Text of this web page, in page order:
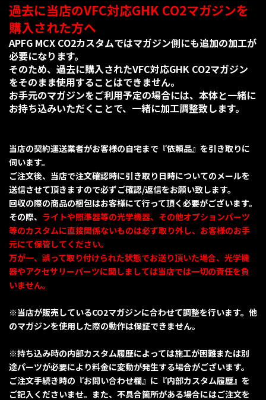
過去に当店のVFC対応GHK CO2マガジンを
購入された方へ
APFG MCX CO2カスタムではマガジン側にも追加の加工が
必要になります。
そのため、過去に購入されたVFC対応GHK CO2マガジン
をそのまま使用することはできません。
お手元のマガジンをご利用予定の場合には、本体と一緒に
お持ち込みいただくことで、一緒に加工調整致します。
当店の契約運送業者がお客様の自宅まで『依頼品』を引き取りに
伺います。
ご注文後、当店で注文確認時に引き取り日時についてのメールを
送信させて頂きますので必ずご確認/返信をお願い致します。
回収の際の商品の梱包はお客様にて行って頂く必要がございます。
その際、 ライトや照準器等の光学機器、その他オプションパーツ
等のカスタムに直接関係ないものは必ず取り外し、お客様のお手
元にて保管してください。
万が一、誤って取り付けられた状態でお送り頂いた場合、光学機
器やアクセサリーパーツに関しましては当店では一切の責任を負
いません。
※当店が販売しているCO2マガジンに合わせて調整を行います。他
のマガジンを使用した際の動作は保証できません。
※持ち込み時の内部カスタム履歴によっては施工が困難または別
途パーツが必要により料金に変動が発生する場合がございます。
ご注文手続き時の『お問い合わせ欄』に『内部カスタム履歴』を
ご記入くださいませ。また、不具合箇所がある場合にはご注文を